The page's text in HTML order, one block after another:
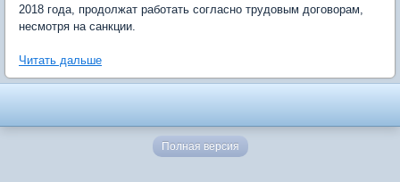
2018 года, продолжат работать согласно трудовым договорам,
несмотря на санкции.
Читать дальше
Полная версия